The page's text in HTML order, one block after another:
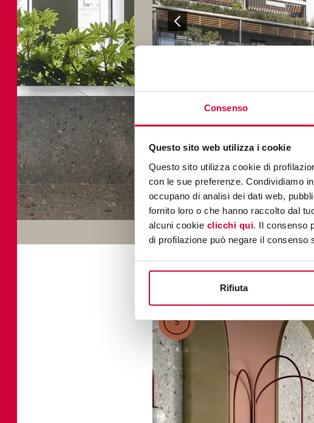
Consenso
Questo sito web utilizza i cookie
Questo sito utilizza cookie di
con le sue preferenze. Condividiamo
occupano di analisi dei dati web,
fornito loro o che hanno raccolto dal
alcuni cookie clicchi qui. Il consenso
di profilazione può negare il consenso
Rifiuta